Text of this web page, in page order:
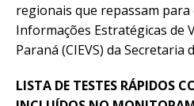
regionais que repassam para
Informações Estratégicas de
Paraná (CIEVS) da Secretaria
LISTA DE TESTES RÁPIDOS